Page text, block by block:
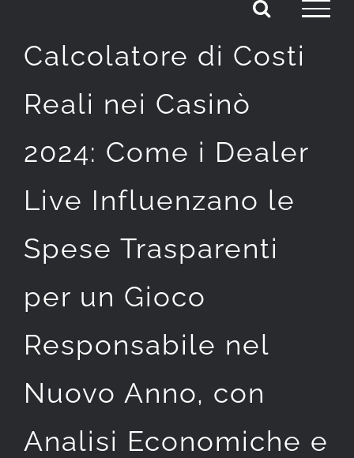
Calcolatore di Costi
Reali nei Casinò
2024: Come i Dealer
Live Influenzano le
Spese Trasparenti
per un Gioco
Responsabile nel
Nuovo Anno, con
Analisi Economiche e